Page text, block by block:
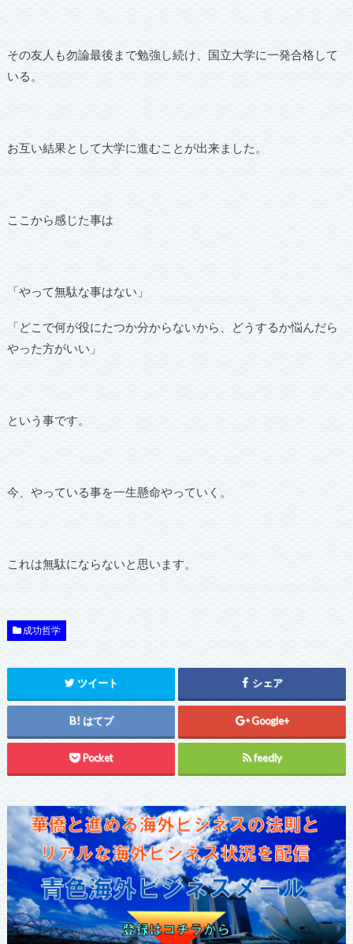
その友人も勿論最後まで勉強し続け、国立大学に一発合格して
いる。
お互い結果として大学に進むことが出来ました。
ここから感じた事は
「やって無駄な事はない」
「どこで何が役にたつか分からないから、どうするか悩んだら
やった方がいい」
という事です。
今、やっている事を一生懸命やっていく。
これは無駄にならないと思います。
成功哲学
ツイート シェア
はてブ Google+
Pocket feedly